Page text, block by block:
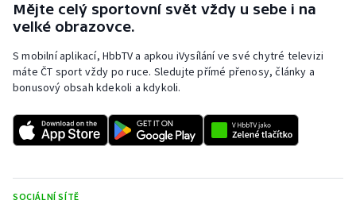
Mějte celý sportovní svět vždy u sebe i na
velké obrazovce.
S mobilní aplikací, HbbTV a apkou iVysílání ve své chytré televizi
máte ČT sport vždy po ruce. Sledujte přímé přenosy, články a
bonusový obsah kdekoli a kdykoli.
SOCIÁLNÍ SÍTĚ